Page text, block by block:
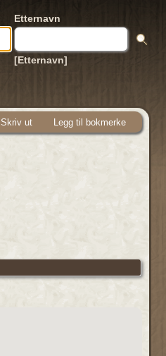
Etternavn
[Etternavn]
Skriv ut Legg til bokmerke